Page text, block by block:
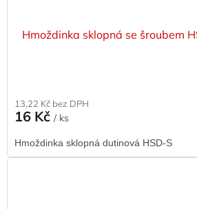
Hmoždinka sklopná se šroubem
13,22 Kč bez DPH
16 Kč / ks
Hmoždinka sklopná dutinová HSD-S